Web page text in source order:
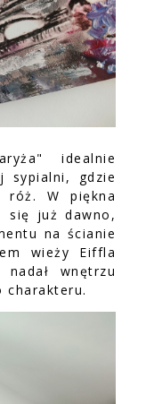
idealnie
sypialni, gdzie
W piękna
się już dawno,
na ścianie
wieży Eiffla
wnętrzu
charakteru.